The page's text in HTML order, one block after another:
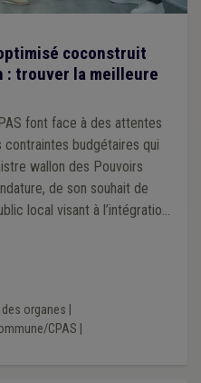
coconstruit
: trouver la meilleure
font face à des attentes
budgétaires qui
wallon des Pouvoirs
souhait de
local visant à l’intégration
organes
CPAS